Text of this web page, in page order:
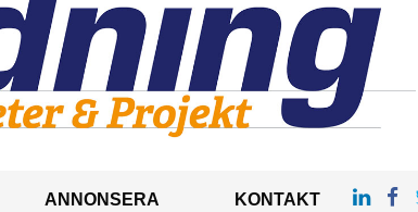
ANNONSERA KONTAKT